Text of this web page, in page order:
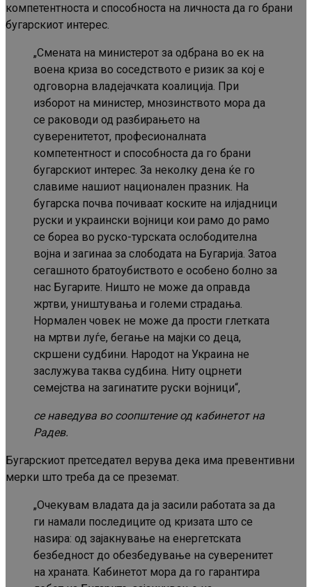
компетентноста и способноста на личноста да го брани
бугарскиот интерес.
„Смената на министерот за одбрана во ек на
воена криза во соседството е ризик за кој е
одговорна владејачката коалиција. При
изборот на министер, мнозинството мора да
се раководи од разбирањето на
суверенитетот, професионалната
компетентност и способноста да го брани
бугарскиот интерес. За неколку дена ќе го
славиме нашиот национален празник. На
бугарска почва почиваат коските на илјадници
руски и украински војници кои рамо до рамо
се бореа во руско-турската ослободителна
војна и загинаа за слободата на Бугарија. Затоа
сегашното братоубиството е особено болно за
нас Бугарите. Ништо не може да оправда
жртви, уништувања и големи страдања.
Нормален човек не може да прости глетката
на мртви луѓе, бегање на мајки со деца,
скршени судбини. Народот на Украина не
заслужува таква судбина. Ниту оцрнети
семејства на загинатите руски војници“,
се наведува во соопштение од кабинетот на
Радев.
Бугарскиот претседател верува дека има превентивни
мерки што треба да се преземат.
„Очекувам владата да ја засили работата за да
ги намали последиците од кризата што се
наѕира: од зајакнување на енергетската
безбедност до обезбедување на суверенитет
на храната. Кабинетот мора да го гарантира